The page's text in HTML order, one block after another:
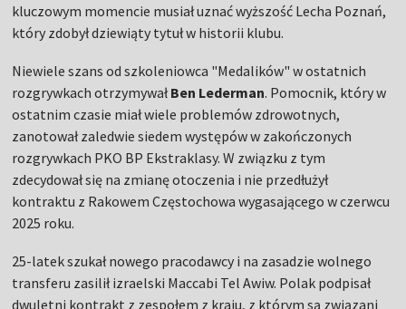
kluczowym momencie musiał uznać wyższość Lecha Poznań,
który zdobył dziewiąty tytuł w historii klubu.
Niewiele szans od szkoleniowca "Medalików" w ostatnich
rozgrywkach otrzymywałBen Lederman. Pomocnik, który w
ostatnim czasie miał wiele problemów zdrowotnych,
zanotował zaledwie siedem występów w zakończonych
rozgrywkach PKO BP Ekstraklasy. W związku z tym
zdecydował się na zmianę otoczenia i nie przedłużył
kontraktu z Rakowem Częstochowa wygasającego w czerwcu
2025 roku.
25-latek szukał nowego pracodawcy i na zasadzie wolnego
transferu zasilił izraelski Maccabi Tel Awiw. Polak podpisał
dwuletni kontrakt z zespołem z kraju, z którym są związani